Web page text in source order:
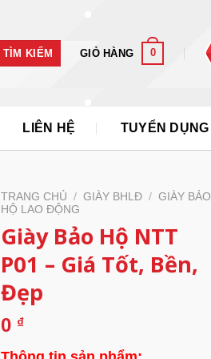
TÌM KIẾM GIỎ HÀNG 0
LIÊN HỆ TUYỂN DỤNG
TRANG CHỦ / GIÀY BHLĐ / GIÀY BẢO
HỘ LAO ĐỘNG
Giày Bảo Hộ NTT
P01 – Giá Tốt, Bền,
Đẹp
0 ₫